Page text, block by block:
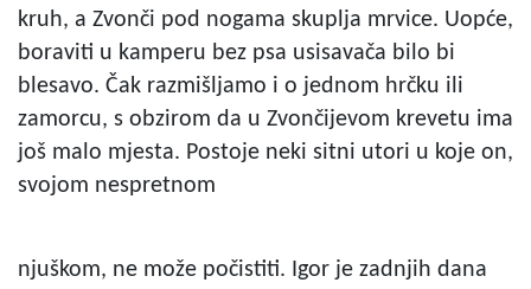
kruh, a Zvonči pod nogama skuplja mrvice. Uopće,
boraviti u kamperu bez psa usisavača bilo bi
blesavo. Čak razmišljamo i o jednom hrčku ili
zamorcu, s obzirom da u Zvončijevom krevetu ima
još malo mjesta. Postoje neki sitni utori u koje on,
svojom nespretnom
njuškom, ne može počistiti. Igor je zadnjih dana